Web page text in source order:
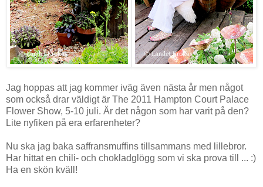
Jag hoppas att jag kommer iväg även nästa år men något
som också drar väldigt är The 2011 Hampton Court Palace
Flower Show, 5-10 juli. Är det någon som har varit på den?
Lite nyfiken på era erfarenheter?
Nu ska jag baka saffransmuffins tillsammans med lillebror.
Har hittat en chili- och chokladglögg som vi ska prova till ... :)
Ha en skön kväll!